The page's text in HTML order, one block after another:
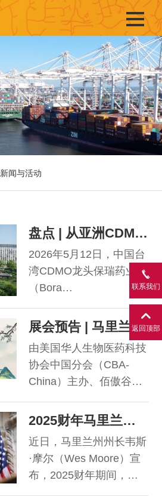
新闻与活动
盘点 | 从亚洲CDMO集体 “西进” 看马里兰州CDMO格局
2026年5月12日，中国台
湾CDMO龙头保瑞药业
（Bora
Pharmaceuticals）宣布
以1.225亿美元收购
MacroGenics, Inc.的
GMP生产业务（包括其
CDMO业务），并额外设
有最高500万美元的或有
对价。此项交易包括位于
马里兰州Rockville的一处
原液生产基地，以及位于
马里兰州Fredrick的一个
配套仓储中心。收购完成
展会预告 | 马里兰州邀您共赴2026 CBA-China中国年会
由美国华人生物医药科技
协会中国分会（CBA-
China）主办、佰傲谷
CBA-China中国年会，将
锡国际会议中心盛大启
幕。大会以“破局共生，
创健未来——应对全球变
2025财年马里兰州商务厅报告：各项激励计划已支持全州2.4万个就业岗位
近日，马里兰州州长韦斯
·摩尔（Wes Moore）宣
布，2025财年期间，马
联系我们
返回顶部